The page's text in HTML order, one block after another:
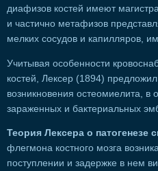
диафизов костей имеют
и частично метафизов
мелких сосудов и капилляров,
Учитывая особенности
костей, Лексер (1894)
возникновения остеомиелита, в
зараженных и бактериальных
Теория Лексера о патогенезе
флегмона костного мозга
поступлении и задержке в нем